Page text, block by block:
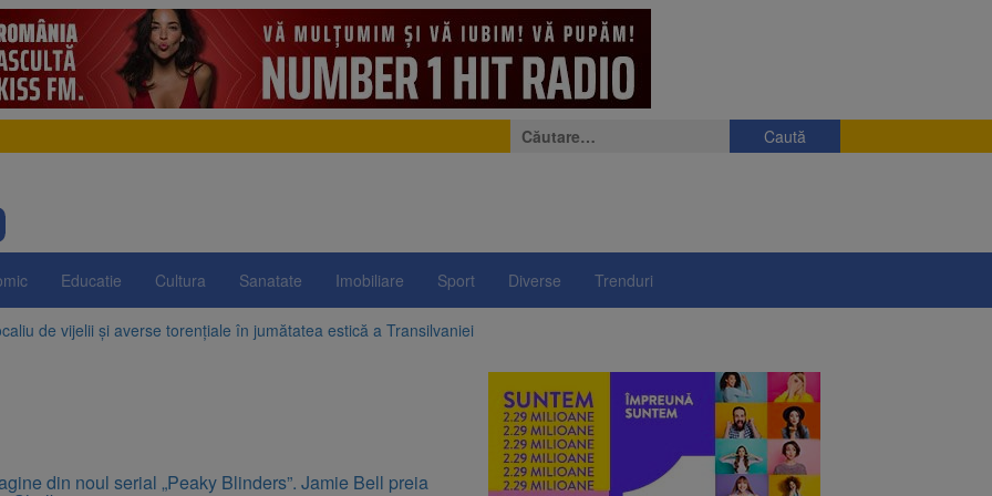
Caută
după:
Educatie Cultura Sanatate Imobiliare Sport Diverse Trenduri
de vijelii și averse torențiale în jumătatea estică a Transilvaniei
Victoria, reținut după ce și-ar fi agresat soția de două ori în câteva zile
i-au condus pe polițiști la cioate. Bărbat prins în pădure la Ormeniș
platforma suspeND.ro pentru urmărirea inițiativei de suspendare a președintelui Nicușor
din noul serial „Peaky Blinders”. Jamie Bell preia